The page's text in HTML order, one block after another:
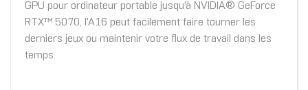
GPU pour ordinateur portable jusqu'à NVIDIA® GeForce
RTX™ 5070, l'A16 peut facilement faire tourner les
derniers jeux ou maintenir votre flux de travail dans les
temps.